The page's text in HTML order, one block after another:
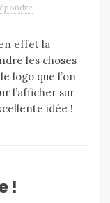
effet la
les choses
logo que l’on
l’afficher sur
idée !
!